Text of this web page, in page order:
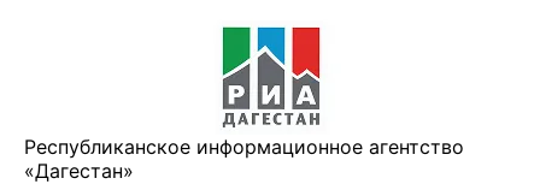
Республиканское информационное агентство
«Дагестан»